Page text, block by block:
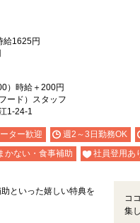
1625円
）時給＋200円
ード）スタッフ
1-24-1
ター歓迎 週2～3日勤務OK
かない・食事補助 社員登用あ
といった嬉しい特典を
コ
集